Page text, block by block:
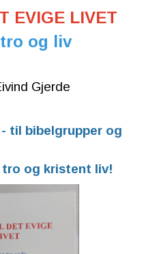
EVIGE LIVET
og liv
Gjerde
til bibelgrupper og
og kristent liv!